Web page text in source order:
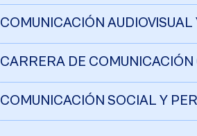
COMUNICACIÓN AUDIOVISUAL
CARRERA DE
COMUNICACIÓN SOCIAL Y